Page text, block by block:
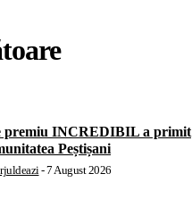
premiu INCREDIBIL a primit
Peștișani
-7 August 2026